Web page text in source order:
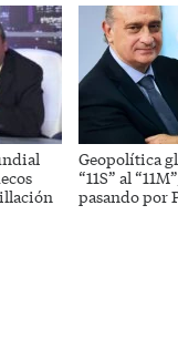
Geopolítica
“11S” al
pasando por